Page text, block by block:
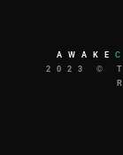
AWAKE
2023 ©